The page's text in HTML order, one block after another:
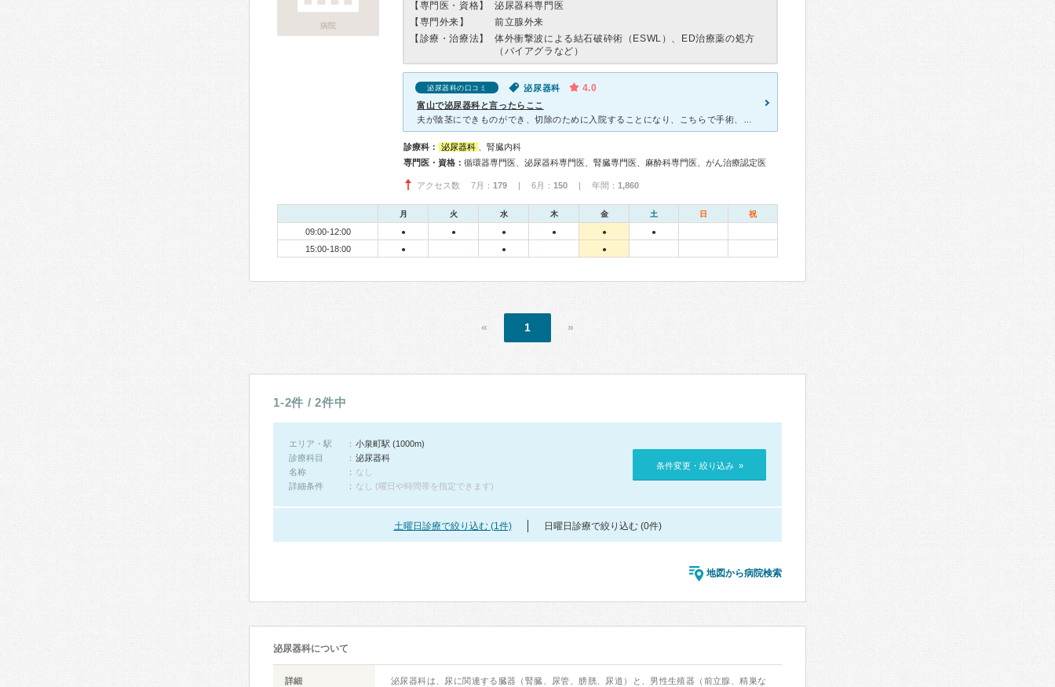
病院
【専門医・資格】
泌尿器科専門医
【専門外来】
前立腺外来
【診療・治療法】
体外衝撃波による結石破砕術（ESWL）、ED治療薬の処方
（バイアグラなど）
泌尿器科の口コミ 泌尿器科 4.0
富山で泌尿器科と言ったらここ
診療科： 泌尿器科
、腎臓内科
専門医・資格： 循環器専門医、泌尿器科専門医、腎臓専門医、麻酔科専門医、がん治療認定医
アクセス数 7月： 179 | 6月： 150 | 年間： 1,860
月 火 水 木 金 土 日 祝
09:00-12:00 ● ● ● ● ● ●
15:00-18:00 ● ● ●
« 1 »
1-2件 / 2件中
エリア・駅
小泉町駅 (1000m)
診療科目
泌尿器科
名称
なし
詳細条件
なし (曜日や時間帯を指定できます)
条件変更・絞り込み »
土曜日診療で絞り込む (1件) 日曜日診療で絞り込む (0件)
地図から病院検索
泌尿器科について
詳細
泌尿器科は、尿に関連する臓器（腎臓、尿管、膀胱、尿道）と、男性生殖器（前立腺、精巣な